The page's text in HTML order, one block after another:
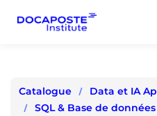
Catalogue
Data et IA
SQL & Base de données